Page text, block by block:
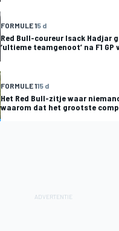
FORMULE 15 d
Red Bull-coureur Isack Hadjar
‘ultieme teamgenoot’ na F1 GP
FORMULE 115 d
Het Red Bull-zitje waar
waarom dat het grootste